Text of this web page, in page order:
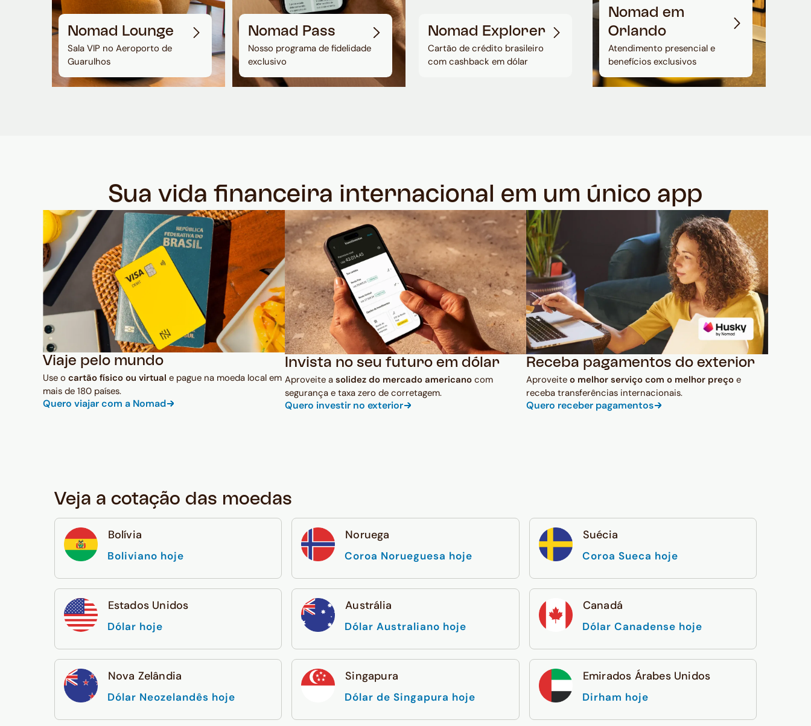
Nomad Lounge
Sala VIP no Aeroporto de
Guarulhos
Nomad Pass
Nosso programa de fidelidade
exclusivo
Nomad Explorer
Cartão de crédito brasileiro
com cashback em dólar
Nomad em
Orlando
Atendimento presencial e
benefícios exclusivos
Sua vida financeira internacional em um único app
Viaje pelo mundo
Use o cartão físico ou virtual e pague na moeda local em
mais de 180 países.
Quero viajar com a Nomad
Invista no seu futuro em dólar
Aproveite a solidez do mercado americanocom
segurança e taxa zero de corretagem.
Quero investir no exterior
Receba pagamentos do exterior
Aproveiteo melhor serviço com o melhor preço e
receba transferências internacionais.
Quero receber pagamentos
Veja a cotação das moedas
Bolívia
Boliviano hoje
Noruega
Coroa Norueguesa hoje
Suécia
Coroa Sueca hoje
Estados Unidos
Dólar hoje
Austrália
Dólar Australiano hoje
Canadá
Dólar Canadense hoje
Nova Zelândia
Dólar Neozelandês hoje
Singapura
Dólar de Singapura hoje
Emirados Árabes Unidos
Dirham hoje